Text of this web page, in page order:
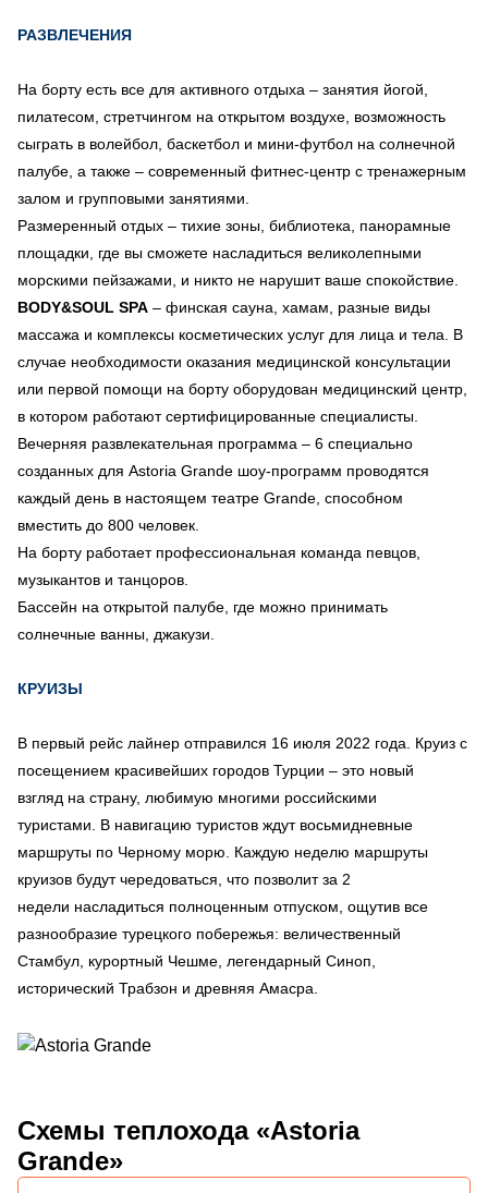
РАЗВЛЕЧЕНИЯ
На борту есть все для активного отдыха – занятия йогой,
пилатесом, стретчингом на открытом воздухе, возможность
сыграть в волейбол, баскетбол и мини-футбол на солнечной
палубе, а также – современный фитнес-центр с тренажерным
залом и групповыми занятиями.
Размеренный отдых – тихие зоны, библиотека, панорамные
площадки, где вы сможете насладиться великолепными
морскими пейзажами, и никто не нарушит ваше спокойствие.
BODY&SOUL SPA – финская сауна, хамам, разные виды
массажа и комплексы косметических услуг для лица и тела. В
случае необходимости оказания медицинской консультации
или первой помощи на борту оборудован медицинский центр,
в котором работают сертифицированные специалисты.
Вечерняя развлекательная программа – 6 специально
созданных для Astoria Grande шоу-программ проводятся
каждый день в настоящем театре Grande, способном
вместить до 800 человек.
На борту работает профессиональная команда певцов,
музыкантов и танцоров.
Бассейн на открытой палубе, где можно принимать
солнечные ванны, джакузи.
КРУИЗЫ
В первый рейс лайнер отправился 16 июля 2022 года. Круиз с
посещением красивейших городов Турции – это новый
взгляд на страну, любимую многими российскими
туристами. В навигацию туристов ждут восьмидневные
маршруты по Черному морю. Каждую неделю маршруты
круизов будут чередоваться, что позволит за 2
недели насладиться полноценным отпуском, ощутив все
разнообразие турецкого побережья: величественный
Стамбул, курортный Чешме, легендарный Синоп,
исторический Трабзон и древняя Амасра.
Схемы теплохода «Astoria
Grande»